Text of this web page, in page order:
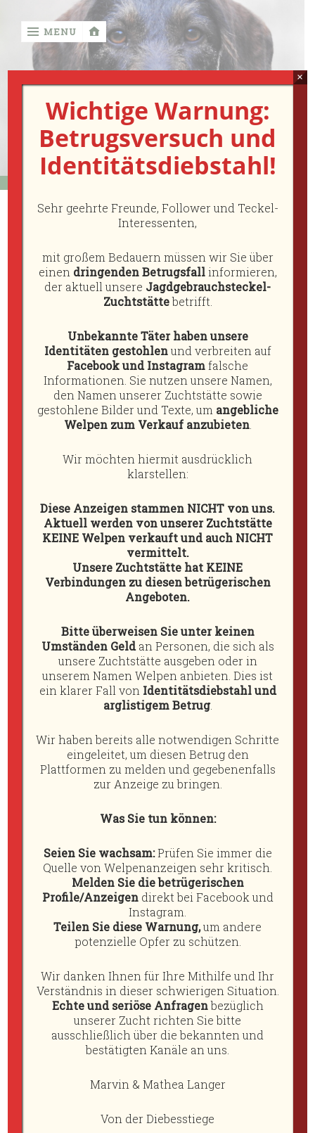
Diebesstiege
Vom
Jäger
Auszeichnungen
Deckrüden
Wurfplanung
Nachzucht
Welpenanfrage
Kontakt
Impressum
MENU
Wurfplanung B-
Wurf
1. Wurf mit unserer Diana vom Lahberg und
Jamiroquai vom Eisenstein.
Diana vom Lahberg
Jamiroquai vom Eisenstein
Rufname: Jimmy
Titel: Gebrauchssieger 2014 • C.I.T. (internationaler
Niedersächsischen Teckelklubs e.V. 2016 • Deutscher
Champion 2017
Wurfdatum: 03.05.2012
VDH/DTK.-Nr.: 12T1541R • Gebrauchsteckelbuch-Nr.:
Vater: GS 2003 Duccio Della Val Vezzeno
Mutter: GS 2012 Ceres vom Eisenstein
Aktuelle Augenuntersuchung: 31.07. 2016 Befund:
PRA und Katarakt frei
Freiwilliger Test auf crd-PRA: frei (N/N)
Freiwilliger Test auf Glasknochenkrankheit (OI):
OI-frei (N/N)
Farbe: dunkelsaufarben, Jimmy vererbt
(vererbt reinerbig Bart und Brauen)
Wichtige Warnung:
Betrugsversuch und
Identitätsdiebstahl!
Sehr geehrte Freunde, Follower und Teckel-
Interessenten,
mit großem Bedauern müssen wir Sie über
einen dringenden Betrugsfallinformieren,
der aktuell unsere Jagdgebrauchsteckel-
Zuchtstättebetrifft.
Unbekannte Täter haben unsere
Identitäten gestohlenund verbreiten auf
Facebook und Instagramfalsche
Informationen. Sie nutzen unsere Namen,
den Namen unserer Zuchtstätte sowie
gestohlene Bilder und Texte, um angebliche
Welpen zum Verkauf anzubieten.
Wir möchten hiermit ausdrücklich
klarstellen:
Diese Anzeigen stammen NICHT von uns.
Aktuell werden von unserer Zuchtstätte
KEINE Welpen verkauft und auch NICHT
vermittelt.
Unsere Zuchtstätte hat KEINE
Verbindungen zu diesen betrügerischen
Angeboten.
Bitte überweisen Sie unter keinen
Umständen Geldan Personen, die sich als
unsere Zuchtstätte ausgeben oder in
unserem Namen Welpen anbieten. Dies ist
ein klarer Fall von Identitätsdiebstahl und
arglistigem Betrug.
Wir haben bereits alle notwendigen Schritte
eingeleitet, um diesen Betrug den
Plattformen zu melden und gegebenenfalls
zur Anzeige zu bringen.
Was Sie tun können:
Seien Sie wachsam:Prüfen Sie immer die
Quelle von Welpenanzeigen sehr kritisch.
Melden Sie die betrügerischen
Profile/Anzeigendirekt bei Facebook und
Instagram.
Teilen Sie diese Warnung,um andere
potenzielle Opfer zu schützen.
Wir danken Ihnen für Ihre Mithilfe und Ihr
Verständnis in dieser schwierigen Situation.
Echte und seriöse Anfragenbezüglich
unserer Zucht richten Sie bitte
ausschließlich über die bekannten und
bestätigten Kanäle an uns.
Marvin & Mathea Langer
Von der Diebesstiege
×